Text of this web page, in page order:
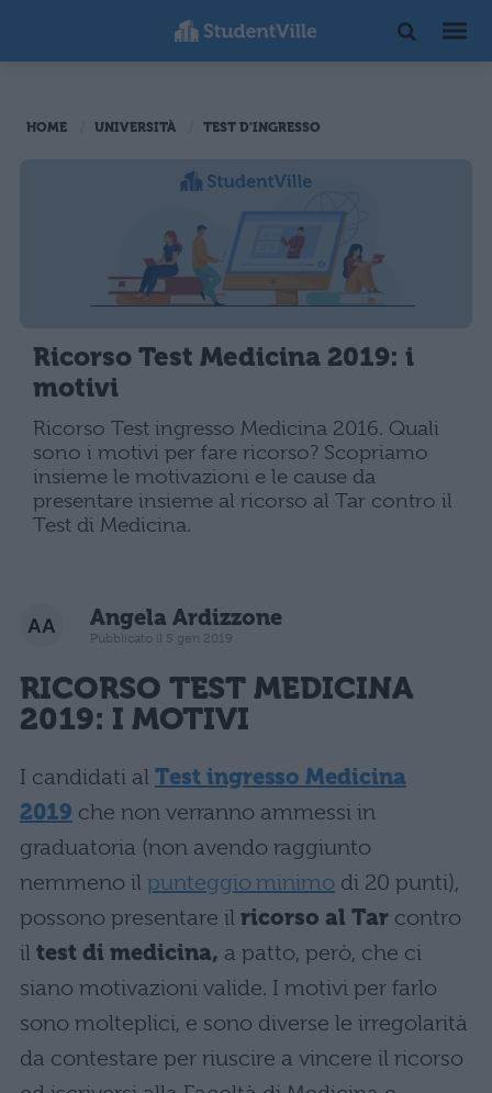
HOME UNIVERSITÀ TEST D'INGRESSO
Ricorso Test Medicina 2019: i
motivi
Ricorso Test ingresso Medicina 2016. Quali
sono i motivi per fare ricorso? Scopriamo
insieme le motivazioni e le cause da
presentare insieme al ricorso al Tar contro il
Test di Medicina.
Angela Ardizzone
Pubblicato il 5 gen 2019
RICORSO TEST MEDICINA
2019: I MOTIVI
I candidati al Test ingresso Medicina
2019 che non verranno ammessi in
graduatoria (non avendo raggiunto
nemmeno il punteggio minimo di 20 punti),
possono presentare il ricorso al Tar contro
il test di medicina, a patto, però, che ci
siano motivazioni valide. I motivi per farlo
sono molteplici, e sono diverse le irregolarità
da contestare per riuscire a vincere il ricorso